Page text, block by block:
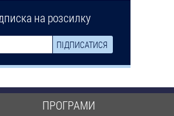
на розсилку
ПРОГРАМИ